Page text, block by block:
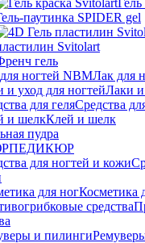
паутинка SPIDER gel
Svitolart
гель
Лак для
Лаки и
Средства
Клей и шелк
пудра
ПЕДИКЮР
Косметика